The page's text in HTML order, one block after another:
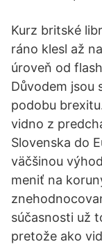
Kurz britské
ráno klesl až
úroveň od
Důvodem jsou
podobu
vidno z
Slovenska do
väčšinou
meniť na
súčasnosti už
pretože ako